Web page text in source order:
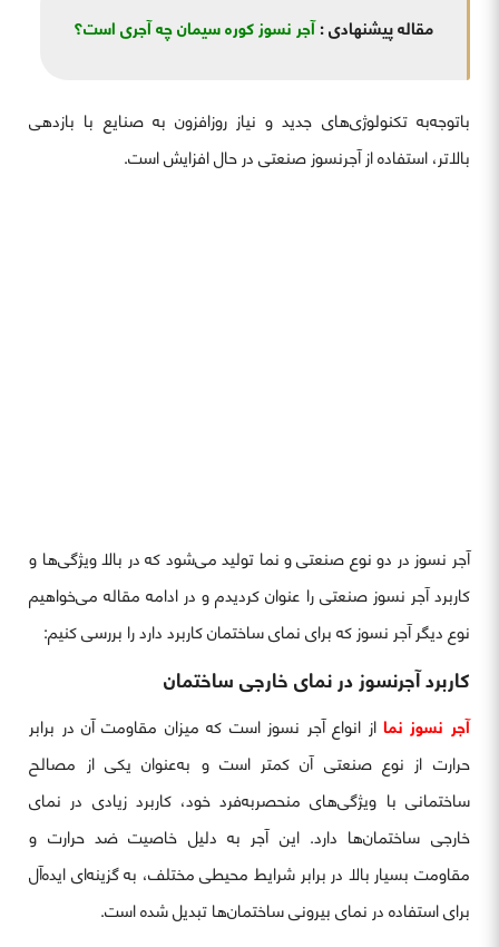
مقاله پیشنهادی :آجر نسوز کوره سیمان چه آجری است؟
باتوجه‌به تکنولوژی‌های جدید و نیاز روزافزون به صنایع با بازدهی
بالاتر، استفاده از آجرنسوز صنعتی در حال افزایش است.
آجر نسوز در دو نوع صنعتی و نما تولید می‌شود که در بالا ویژگی‌ها و
کاربرد آجر نسوز صنعتی را عنوان کردیدم و در ادامه مقاله می‌خواهیم
نوع دیگر آجر نسوز که برای نمای ساختمان کاربرد دارد را بررسی کنیم:
کاربرد آجرنسوز در نمای خارجی ساختمان
آجر نسوز نمااز انواع آجر نسوز است که میزان مقاومت آن در برابر
حرارت از نوع صنعتی آن کمتر است و به‌عنوان یکی از مصالح
ساختمانی با ویژگی‌های منحصربه‌فرد خود، کاربرد زیادی در نمای
خارجی ساختمان‌ها دارد. این آجر به دلیل خاصیت ضد حرارت و
مقاومت بسیار بالا در برابر شرایط محیطی مختلف، به گزینه‌ای ایده‌آل
برای استفاده در نمای بیرونی ساختمان‌ها تبدیل شده است.